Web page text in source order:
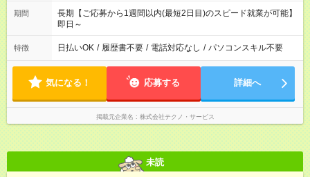
期間
長期【ご応募から1週間以内(最短2日目)のスピード就業が可能】
即日～
特徴 日払いOK / 履歴書不要 / 電話対応なし / パソコンスキル不要
気になる！ 応募する 詳細へ
掲載元企業名 株式会社テクノ・サービス
未読